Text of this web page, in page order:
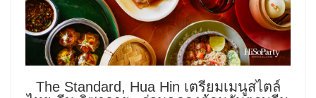
The Standard, Hua Hin เตรียมเมนูสไตล์